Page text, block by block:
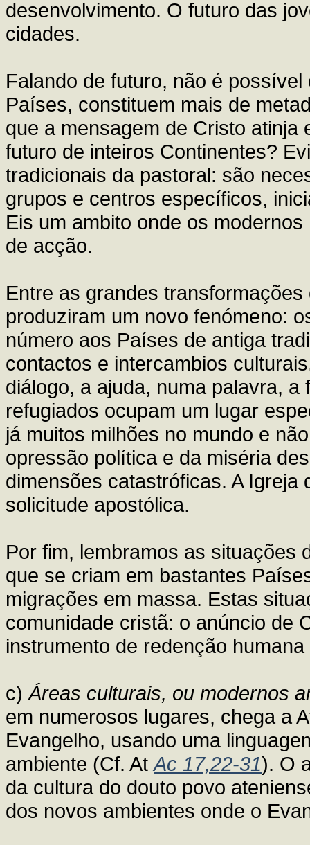
desenvolvimento. O futuro das
cidades.
Falando de futuro, não é
Países, constituem mais de
que a mensagem de Cristo
futuro de inteiros Continentes?
tradicionais da pastoral: são
grupos e centros específicos,
Eis um ambito onde os
de acção.
Entre as grandes
produziram um novo fenómeno:
número aos Países de antiga
contactos e intercambios
diálogo, a ajuda, numa palavra,
refugiados ocupam um lugar
já muitos milhões no mundo e
opressão política e da miséria
dimensões catastróficas. A
solicitude apostólica.
Por fim, lembramos as situações
que se criam em bastantes
migrações em massa. Estas
comunidade cristã: o anúncio de
instrumento de redenção
c)Áreas culturais, ou modernos
em numerosos lugares, chega a
Evangelho, usando uma
ambiente (Cf. AtAc 17,22-31). O
da cultura do douto povo
dos novos ambientes onde o